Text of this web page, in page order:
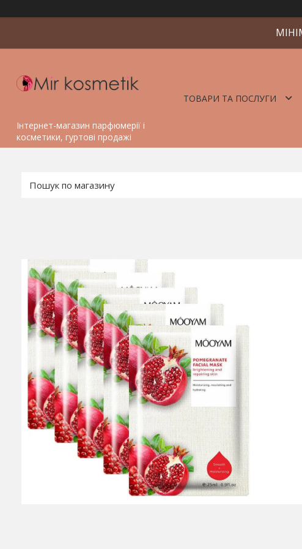
Інтернет-магазин парфюмерії і
косметики, гуртові продажі
ТОВАРИ ТА ПОСЛУГИ